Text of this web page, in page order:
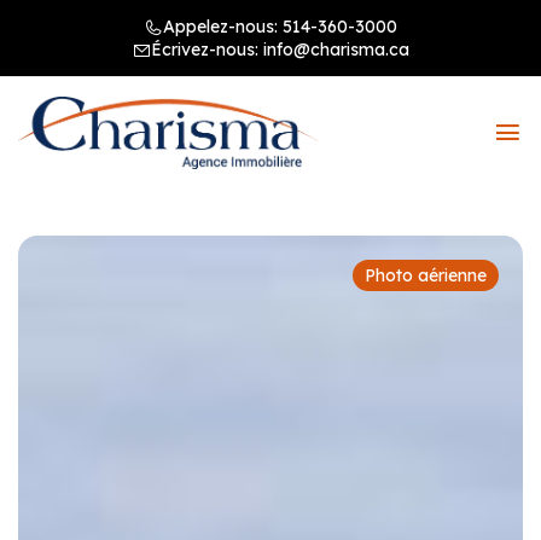
Appelez-nous: 514-360-3000
Écrivez-nous: info@charisma.ca
Photo aérienne